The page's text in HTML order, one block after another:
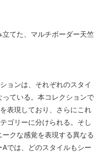
てた、マルチボーダー天竺
ョンは、それぞれのスタイ
ている。本コレクションで
表現しており、さらにこれ
ゴリーに分けられる。そし
クな感覚を表現する異なる
では、どのスタイルもシー